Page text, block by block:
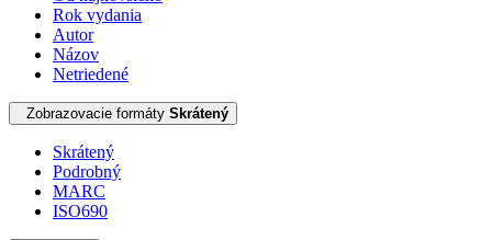
Rok vydania
Autor
Názov
Netriedené
Zobrazovacie formáty Skrátený
Skrátený
Podrobný
MARC
ISO690